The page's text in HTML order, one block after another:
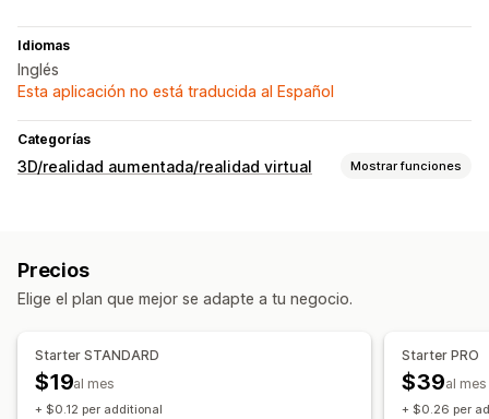
Idiomas
Inglés
Esta aplicación no está traducida al Español
Categorías
3D/realidad aumentada/realidad virtual Mostrar funciones
Precios
Elige el plan que mejor se adapte a tu negocio.
Starter STANDARD
$19al mes
+ $0.12 per additional
Starter PRO
$39al mes
+ $0.26 per